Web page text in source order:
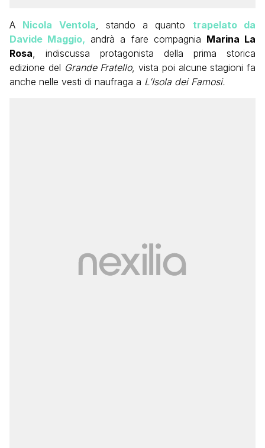
A Nicola Ventola , stando a quanto trapelato da
Davide Maggio, andrà a fare compagnia Marina La
Rosa , indiscussa protagonista della prima storica
edizione del Grande Fratello, vista poi alcune stagioni fa
anche nelle vesti di naufraga a L’Isola dei Famosi.